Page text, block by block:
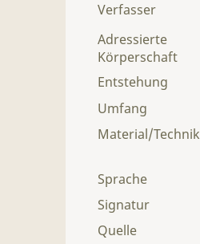
Verfasser
Adressierte
Körperschaft
Entstehung
Umfang
Material/Technik
Sprache
Signatur
Quelle